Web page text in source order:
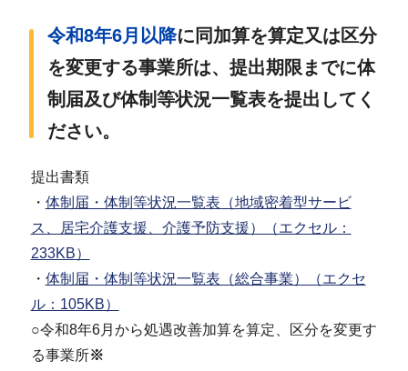
令和8年6月以降に同加算を算定又は区分
を変更する事業所は、提出期限までに体
制届及び体制等状況一覧表を提出してく
ださい。
提出書類
・ 体制届・体制等状況一覧表（地域密着型サービ
ス、居宅介護支援、介護予防支援）（エクセル：
233KB）
・ 体制届・体制等状況一覧表（総合事業）（エクセ
ル：105KB）
○令和8年6月から処遇改善加算を算定、区分を変更す
る事業所※